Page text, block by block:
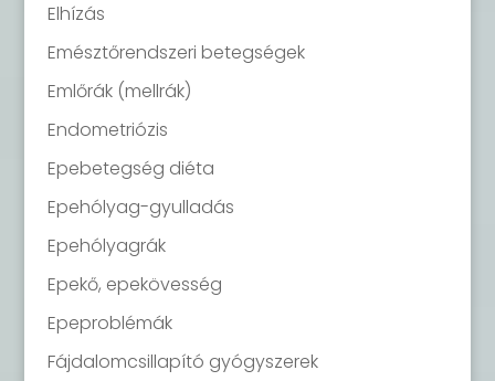
Elhízás
Emésztőrendszeri betegségek
Emlőrák (mellrák)
Endometriózis
Epebetegség diéta
Epehólyag-gyulladás
Epehólyagrák
Epekő, epekövesség
Epeproblémák
Fájdalomcsillapító gyógyszerek